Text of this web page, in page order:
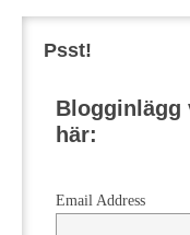
Psst!
Blogginlägg
här:
Email Address